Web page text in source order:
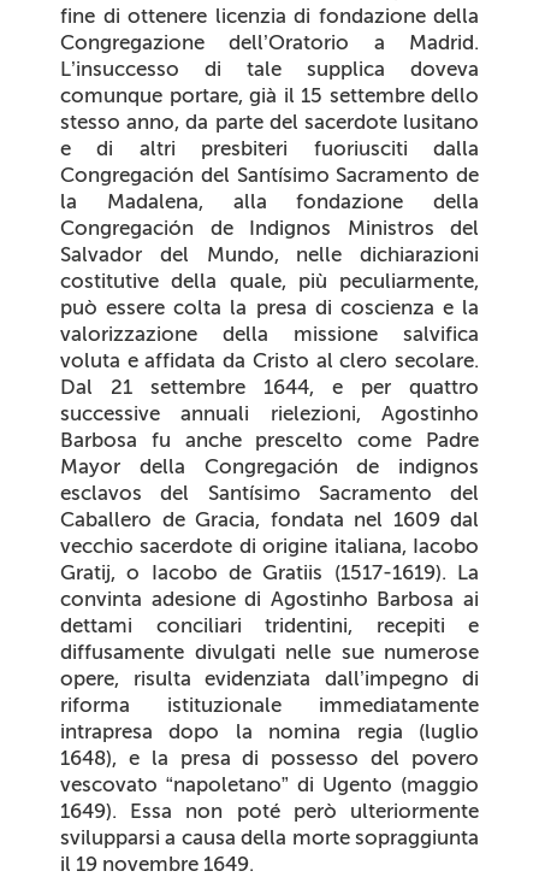
fine di ottenere licenzia di fondazione della
Congregazione dell’Oratorio a Madrid.
L’insuccesso di tale supplica doveva
comunque portare, già il 15 settembre dello
stesso anno, da parte del sacerdote lusitano
e di altri presbiteri fuoriusciti dalla
Congregación del Santísimo Sacramento de
la Madalena, alla fondazione della
Congregación de Indignos Ministros del
Salvador del Mundo, nelle dichiarazioni
costitutive della quale, più peculiarmente,
può essere colta la presa di coscienza e la
valorizzazione della missione salvifica
voluta e affidata da Cristo al clero secolare.
Dal 21 settembre 1644, e per quattro
successive annuali rielezioni, Agostinho
Barbosa fu anche prescelto come Padre
Mayor della Congregación de indignos
esclavos del Santísimo Sacramento del
Caballero de Gracia, fondata nel 1609 dal
vecchio sacerdote di origine italiana, Iacobo
Gratij, o Iacobo de Gratiis (1517-1619). La
convinta adesione di Agostinho Barbosa ai
dettami conciliari tridentini, recepiti e
diffusamente divulgati nelle sue numerose
opere, risulta evidenziata dall’impegno di
riforma istituzionale immediatamente
intrapresa dopo la nomina regia (luglio
1648), e la presa di possesso del povero
vescovato “napoletano” di Ugento (maggio
1649). Essa non poté però ulteriormente
svilupparsi a causa della morte sopraggiunta
il 19 novembre 1649.